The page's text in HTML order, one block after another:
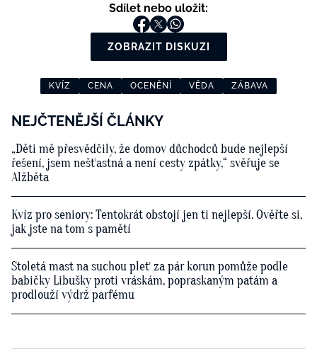
Sdílet nebo uložit:
ZOBRAZIT DISKUZI
KVÍZ CENA OCENĚNÍ VĚDA ZÁBAVA
NEJČTENĚJŠÍ ČLÁNKY
„Děti mě přesvědčily, že domov důchodců bude nejlepší
řešení, jsem nešťastná a není cesty zpátky,“ svěřuje se
Alžběta
Kvíz pro seniory: Tentokrát obstojí jen ti nejlepší. Ověřte si,
jak jste na tom s pamětí
Stoletá mast na suchou pleť za pár korun pomůže podle
babičky Libušky proti vráskám, popraskaným patám a
prodlouží výdrž parfému